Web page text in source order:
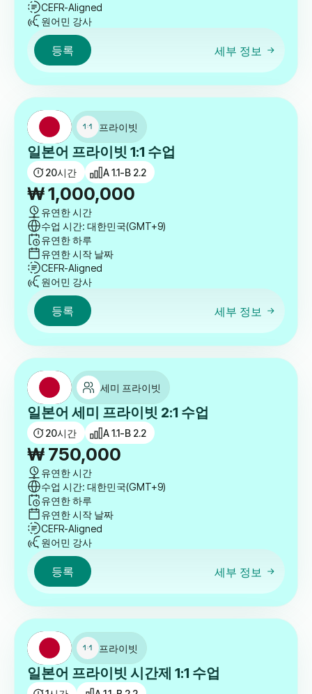
CEFR-Aligned
원어민 강사
등록 세부 정보
프라이빗
일본어 프라이빗 1:1 수업
20시간 A 1.1-B 2.2
₩1,000,000
유연한 시간
수업 시간: 대한민국(GMT+9)
유연한 하루
유연한 시작 날짜
CEFR-Aligned
원어민 강사
등록 세부 정보
세미 프라이빗
일본어 세미 프라이빗 2:1 수업
20시간 A 1.1-B 2.2
₩ 750,000
유연한 시간
수업 시간: 대한민국(GMT+9)
유연한 하루
유연한 시작 날짜
CEFR-Aligned
원어민 강사
등록 세부 정보
프라이빗
일본어 프라이빗 시간제 1:1 수업